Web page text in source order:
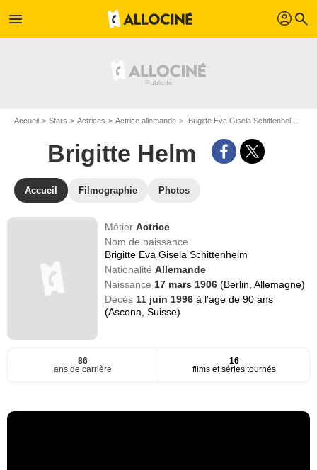
menu profil search
Accueil Stars Actrices Actrice allemande Brigitte Eva Gisela Schittenhelm dit Brigitte Helm
Brigitte Helm
Accueil Filmographie Photos
MétierActrice
Nom de naissance
Brigitte Eva Gisela Schittenhelm
NationalitéAllemande
Naissance 17 mars 1906(Berlin, Allemagne)
Décès 11 juin 1996à l'age de 90 ans
(Ascona, Suisse)
86
ans de carrière
16
films et séries tournés